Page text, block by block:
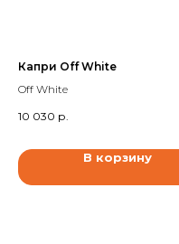
Капри Off White
Off White
10 030 р.
В корзину